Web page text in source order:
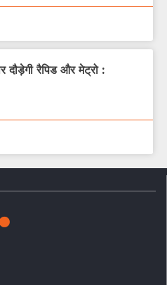
दौड़ेगी रैपिड और मेट्रो :